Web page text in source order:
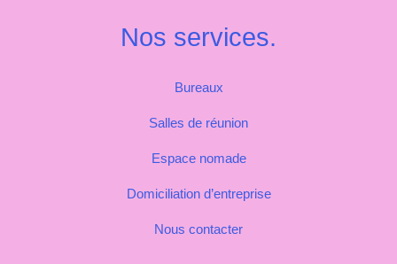
Nos services.
Bureaux
Salles de réunion
Espace nomade
Domiciliation d’entreprise
Nous contacter